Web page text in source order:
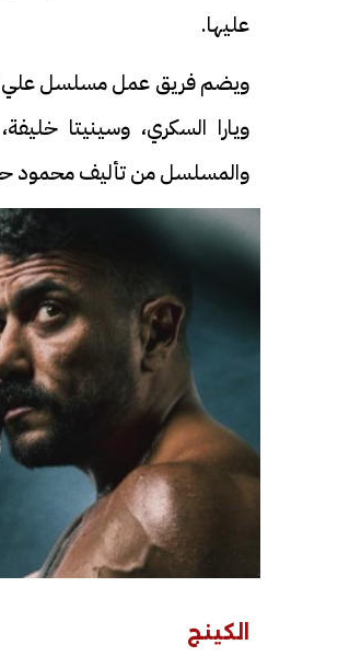
عليها.
ويضم فريق عمل مسلسل علي
ويارا السكري، وسينيتا
والمسلسل من تأليف محمود
الكينج